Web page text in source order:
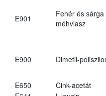
E901
Fehér és sárga
méhviasz
E900 Dimetil-
E650
Cink-acetát